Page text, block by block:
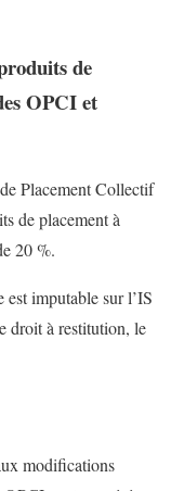
de
OPCI et
Placement Collectif
de placement à
20 %.
est imputable sur l’IS
droit à restitution, le
modifications